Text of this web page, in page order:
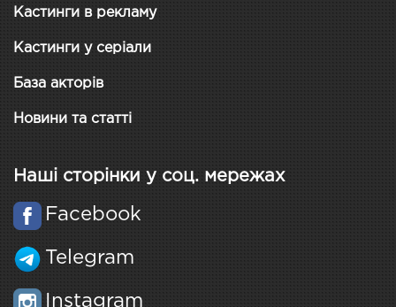
Кастинги в рекламу
Кастинги у серіали
База акторів
Новини та статті
Наші сторінки у соц. мережах
Facebook
Telegram
Instagram